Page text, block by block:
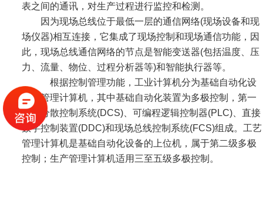
表之间的通讯，对生产过程进行监控和检测。
因为现场总线位于最低一层的通信网络(现场设备和现
场仪器)相互连接，它集成了现场控制和现场通信功能，因
此，现场总线通信网络的节点是智能变送器(包括温度、压
力、流量、物位、过程分析器等)和智能执行器等。
根据控制管理功能，工业计算机分为基础自动化设
备和管理计算机，其中基础自动化装置为多极控制，第一
级由分散控制系统(DCS)、可编程逻辑控制器(PLC)、直接
数字控制装置(DDC)和现场总线控制系统(FCS)组成。工艺
管理计算机是基础自动化设备的上位机，属于第二级多极
控制；生产管理计算机适用三至五级多极控制。